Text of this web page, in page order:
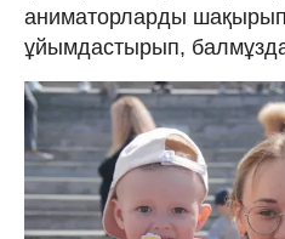
аниматорларды шақырып,
ұйымдастырып,